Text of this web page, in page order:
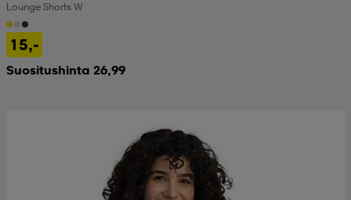
Lounge Shorts W
15,-
Suositushinta 26,99